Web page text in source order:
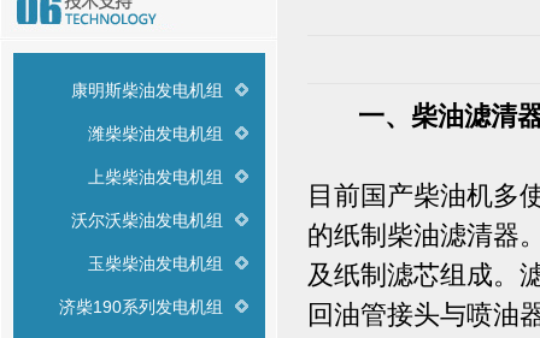
康明斯柴油发电机组
潍柴柴油发电机组
上柴柴油发电机组
沃尔沃柴油发电机组
玉柴柴油发电机组
济柴190系列发电机组
一、柴油滤清
目前国产柴油机多
的纸制柴油滤清器
及纸制滤芯组成。
回油管接头与喷油